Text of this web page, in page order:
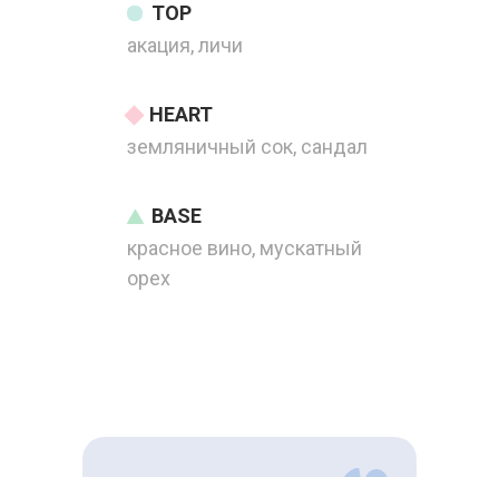
TOP
акация, личи
HEART
BASE
земляничный сок, сандал
красное вино, мускатный
орех